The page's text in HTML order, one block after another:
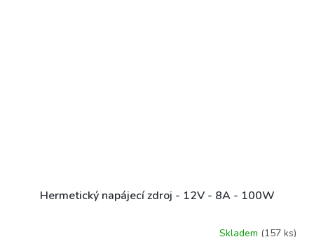
Hermetický napájecí zdroj - 12V - 8A - 100W
Skladem (157 ks)